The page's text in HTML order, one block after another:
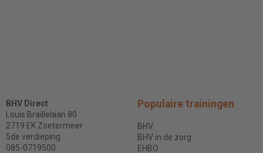
BHV Direct
Louis Braillelaan 80
2719 EK Zoetermeer
5de verdieping
085-0719500
Populaire trainingen
BHV
BHV in de zorg
EHBO